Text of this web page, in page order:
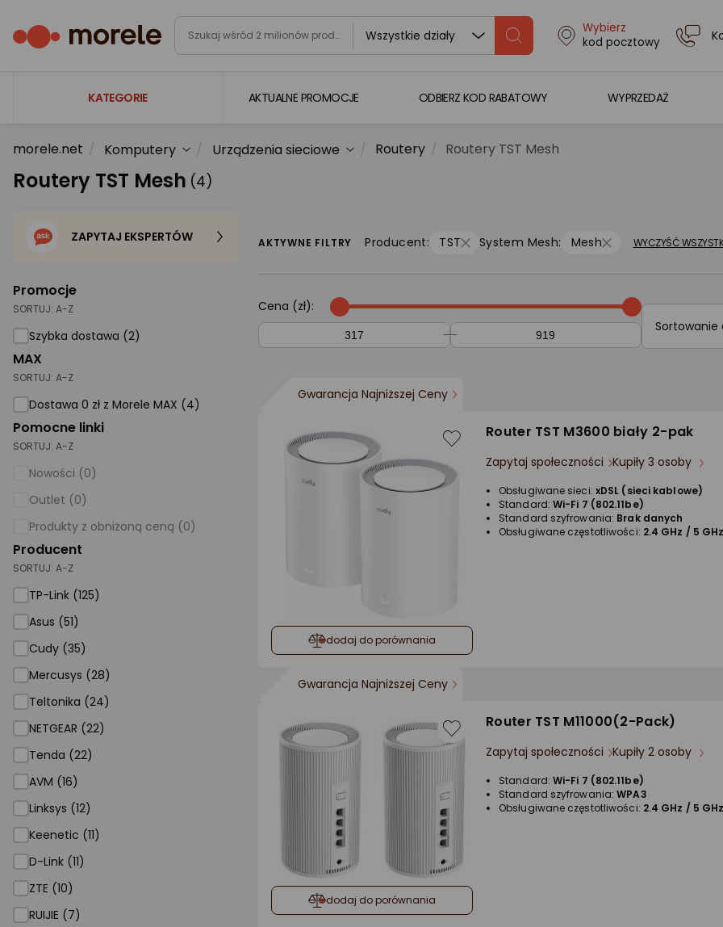
Wszystkie działy
Wybierz
kod pocztowy
KATEGORIE
Laptopy
Komputery
Gaming
Telewizory i audio
Foto i kamery
AGD duże
Dom i ogród
Biuro i firma
Sport i turystyka
Zabawki i dziecko
Supermarket
Strefa marek
AKTUALNE PROMOCJE ODBIERZ KOD RABATOWY WYPRZEDAŻ
morele.net Komputery Urządzenia sieciowe Routery Routery TST Mesh
Routery TST Mesh (4)
Promocje
SORTUJ: A-Z
Szybka dostawa (2)
MAX
SORTUJ: A-Z
Dostawa 0 zł z Morele MAX (4)
Pomocne linki
SORTUJ: A-Z
Nowości (0)
Outlet (0)
Produkty z obniżoną ceną (0)
Producent
SORTUJ: A-Z
TP-Link (125)
Asus (51)
Cudy (35)
Mercusys (28)
Teltonika (24)
NETGEAR (22)
Tenda (22)
AVM (16)
Linksys (12)
Keenetic (11)
D-Link (11)
ZTE (10)
RUIJIE (7)
ZAPYTAJ EKSPERTÓW AKTYWNE FILTRY Producent: TST System Mesh: Mesh WYCZYŚĆ
Cena (zł):
Sortowanie
Gwarancja Najniższej Ceny
dodaj do porównania
Router TST M3600 biały 2-pak
Zapytaj społeczności Kupiły 3 osoby
Obsługiwane sieci: xDSL (sieci kablowe)
Standard: Wi-Fi 7 (802.11be)
Standard szyfrowania: Brak danych
Obsługiwane częstotliwości: 2.4 GHz / 5 GHz
Gwarancja Najniższej Ceny
dodaj do porównania
Router TST M11000(2-Pack)
Zapytaj społeczności Kupiły 2 osoby
Standard: Wi-Fi 7 (802.11be)
Standard szyfrowania:WPA3
Obsługiwane częstotliwości: 2.4 GHz / 5